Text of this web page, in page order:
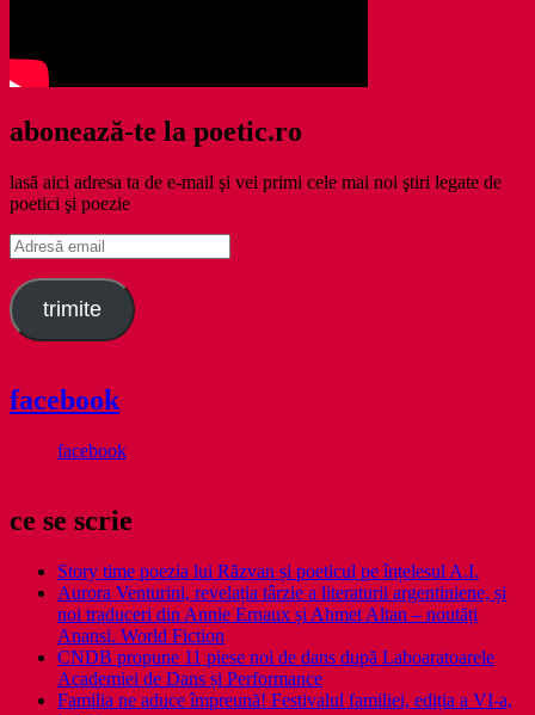
abonează-te la poetic.ro
lasă aici adresa ta de e-mail şi vei primi cele mai noi ştiri legate de
poetici şi poezie
Adresă
email
trimite
facebook
facebook
ce se scrie
Story time poezia lui Răzvan și poeticul pe înțelesul A.I.
Aurora Venturini, revelația târzie a literaturii argentiniene, și
noi traduceri din Annie Ernaux și Ahmet Altan – noutăți
Anansi. World Fiction
CNDB propune 11 piese noi de dans după Laboaratoarele
Academiei de Dans și Performance
Familia ne aduce împreună! Festivalul familiei, ediția a VI-a,